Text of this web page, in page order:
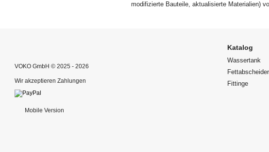
modifizierte Bauteile, aktualisierte Materialien)
VOKO GmbH © 2025 - 2026
Wir akzeptieren Zahlungen
Mobile Version
Katalog
Wassertank
Fettabscheider
Fittinge